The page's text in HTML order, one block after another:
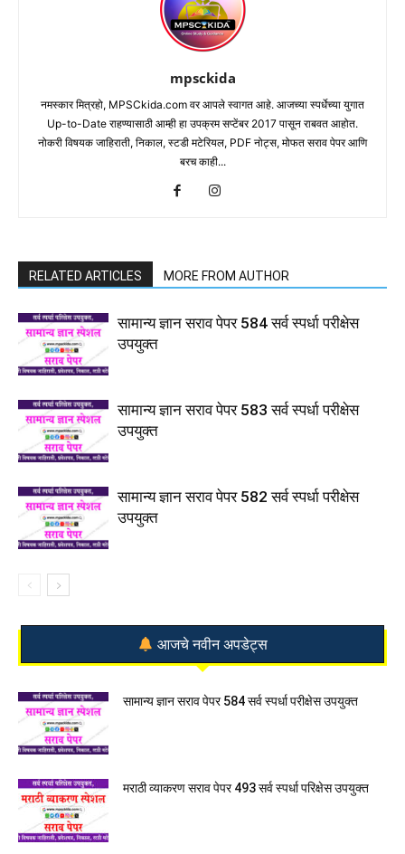
mpsckida
नमस्कार मित्रहो, MPSCkida.com वर आपले स्वागत आहे. आजच्या स्पर्धेच्या युगात
Up-to-Date राहण्यासाठी आम्ही हा उपक्रम सप्टेंबर 2017 पासून राबवत आहोत.
नोकरी विषयक जाहिराती, निकाल, स्टडी मटेरियल, PDF नोट्स, मोफत सराव पेपर आणि
बरच काही...
RELATED ARTICLES MORE FROM AUTHOR
सामान्य ज्ञान सराव पेपर 584 सर्व स्पर्धा परीक्षेस
उपयुक्त
सामान्य ज्ञान सराव पेपर 583 सर्व स्पर्धा परीक्षेस
उपयुक्त
सामान्य ज्ञान सराव पेपर 582 सर्व स्पर्धा परीक्षेस
उपयुक्त
आजचे नवीन अपडेट्स
सामान्य ज्ञान सराव पेपर 584 सर्व स्पर्धा परीक्षेस उपयुक्त
मराठी व्याकरण सराव पेपर 493 सर्व स्पर्धा परिक्षेस उपयुक्त